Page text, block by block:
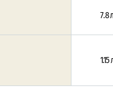
7.8
1.15